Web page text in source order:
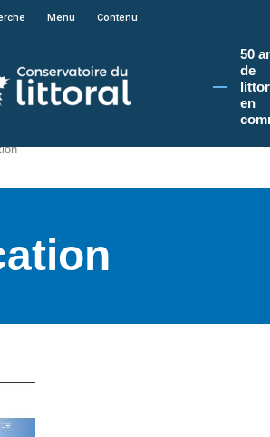
sur le site du Conservatoire du littoral, vous
Menu Contenu
50
de
en